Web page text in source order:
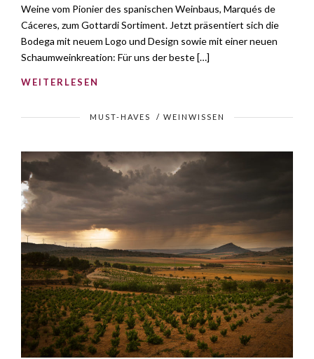
Weine vom Pionier des spanischen Weinbaus, Marqués de
Cáceres, zum Gottardi Sortiment. Jetzt präsentiert sich die
Bodega mit neuem Logo und Design sowie mit einer neuen
Schaumweinkreation: Für uns der beste […]
WEITERLESEN
MUST-HAVES / WEINWISSEN